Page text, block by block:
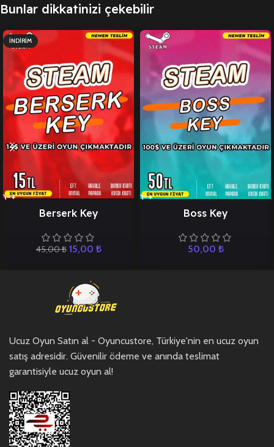
Bunlar dikkatinizi çekebilir
İNDIRIM
Berserk Key
45,00₺ 15,00 ₺
Boss Key
50,00 ₺
Ucuz Oyun Satın al - Oyuncustore, Türkiye'nin en ucuz oyun
satış adresidir. Güvenilir ödeme ve anında teslimat
garantisiyle ucuz oyun al!